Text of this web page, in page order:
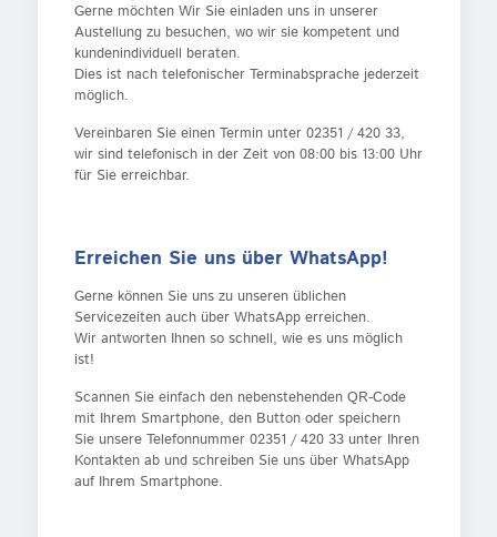
Gerne möchten Wir Sie einladen uns in unserer
Austellung zu besuchen, wo wir sie kompetent und
kundenindividuell beraten.
Dies ist nach telefonischer Terminabsprache jederzeit
möglich.
Vereinbaren Sie einen Termin unter 02351 / 420 33,
wir sind telefonisch in der Zeit von 08:00 bis 13:00 Uhr
für Sie erreichbar.
Erreichen Sie uns über WhatsApp!
Gerne können Sie uns zu unseren üblichen
Servicezeiten auch über WhatsApp erreichen.
Wir antworten Ihnen so schnell, wie es uns möglich
ist!
Scannen Sie einfach den nebenstehenden QR-Code
mit Ihrem Smartphone, den Button oder speichern
Sie unsere Telefonnummer 02351 / 420 33 unter Ihren
Kontakten ab und schreiben Sie uns über WhatsApp
auf Ihrem Smartphone.